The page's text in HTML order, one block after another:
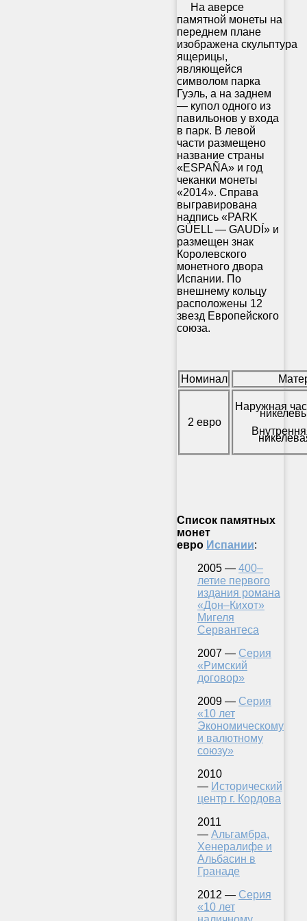
На аверсе
памятной монеты на
переднем плане
изображена скульптура
ящерицы,
являющейся
символом парка
Гуэль, а на заднем
— купол одного из
павильонов у входа
в парк. В левой
части размещено
название страны
«ESPAÑA» и год
чеканки монеты
«2014». Справа
выгравирована
надпись «PARK
GÜELL — GAUDÍ» и
размещен знак
Королевского
монетного двора
Испании. По
внешнему кольцу
расположены 12
звезд Европейского
союза.
Номинал
2 евро
Наружная
Список памятных
монет
евро Испании:
2005 — 400–
летие первого
издания романа
«Дон–Кихот»
Мигеля
Сервантеса
2007 — Серия
«Римский
договор»
2009 — Серия
«10 лет
Экономическому
и валютному
союзу»
2010
— Исторический
центр г. Кордова
2011
— Альгамбра,
Хенералифе и
Альбасин в
Гранаде
2012 — Серия
«10 лет